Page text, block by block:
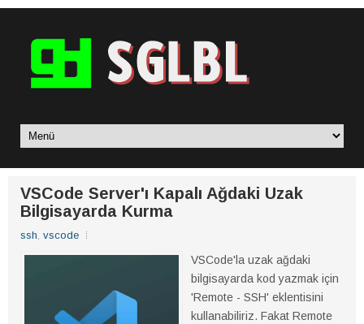
VSCode Server'ı Kapalı Ağdaki Uzak
Bilgisayarda Kurma
ssh, vscode
VSCode'la uzak ağdaki
bilgisayarda kod yazmak için
'Remote - SSH' eklentisini
kullanabiliriz. Fakat Remote